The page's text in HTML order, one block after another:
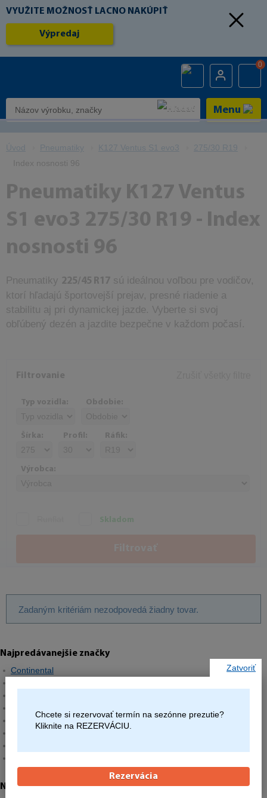
VYUŽITE MOŽNOSŤ LACNO NAKÚPIŤ
Výpredaj
0
Menu
Úvod Pneumatiky K127 Ventus S1 evo3
275/30 R19
Index nosnosti 96
Pneumatiky K127 Ventus
S1 evo3 275/30 R19 - Index
nosnosti 96
Pneumatiky 225/45 R17 sú ideálnou voľbou pre vodičov,
ktorí hľadajú športovejší prejav, presné riadenie a
stabilitu aj pri dynamickej jazde. Vyberte si svoj
obľúbený dezén a jazdite bezpečne v každom počasí.
Filtrovanie
Typ vozidla: Obdobie:
Šírka: Profil: Ráfik:
Výrobca:
Skladom
Zadaným kritériám nezodpovedá žiadny tovar.
Najpredávanejšie značky
Continental
Hankook
Najpredávanejšie rozmery
Zatvoriť
Chcete si rezervovať termín na sezónne prezutie?
Kliknite na REZERVÁCIU.
Rezervácia